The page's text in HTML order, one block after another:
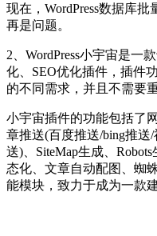
现在，WordPress数据库
再是问题。
2、WordPress小宇宙是一
化、SEO优化插件，插件
的不同需求，并且不需要重
小宇宙插件的功能包括了
章推送(百度推送/bing推送
送)、SiteMap生成、
态化、文章自动配图、蜘
能模块，致力于成为一款